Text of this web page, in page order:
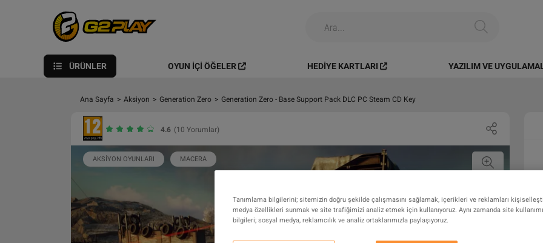
ÜRÜNLER OYUN İÇI ÖĞELER HEDIYE KARTLARI YAZILIM VE
Ana Sayfa > Aksiyon > Generation Zero > Generation Zero - Base Support Pack DLC PC Steam CD Key
4.6 (10 Yorumlar)
AKSIYON OYUNLARI MACERA
Tanımlama bilgilerini; sitemizin doğru şekilde çalışmasını sağlamak, içerikleri ve reklamları
medya özellikleri sunmak ve site trafiğimizi analiz etmek için kullanıyoruz. Aynı zamanda site
bilgileri; sosyal medya, reklamcılık ve analiz ortaklarımızla paylaşıyoruz.